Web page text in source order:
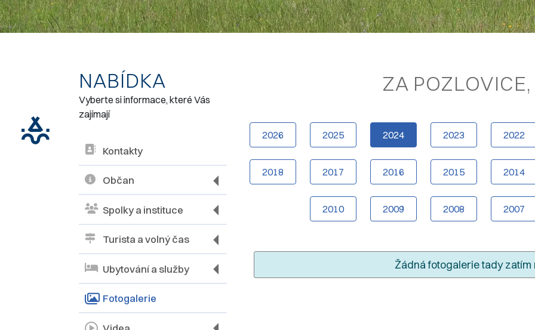
NABÍDKA
Vyberte si informace, které Vás
zajímají
Kontakty
Občan
Spolky a instituce
Turista a volný čas
Ubytování a služby
Fotogalerie
ZA
2026 2025 2024 2023 2022
2018 2017 2016 2015 2014
2010 2009 2008 2007
Žádná fotogalerie tady zatím